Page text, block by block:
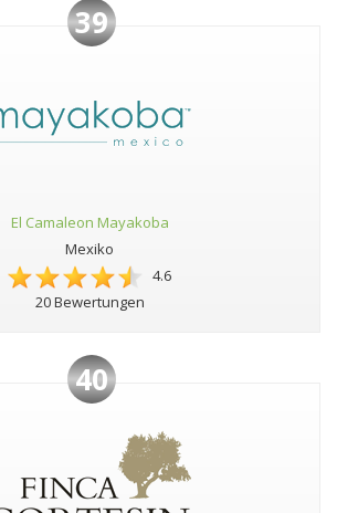
39
El Camaleon Mayakoba
Mexiko
4.6
20 Bewertungen
40